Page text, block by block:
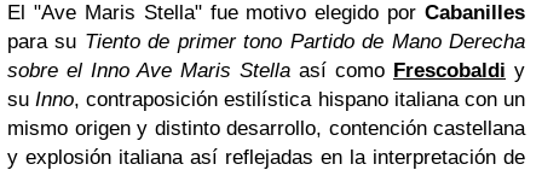
El "Ave Maris Stella" fue motivo elegido por Cabanilles
para su Tiento de primer tono Partido de Mano Derecha
sobre el Inno Ave Maris Stella así como Frescobaldi y
suInno, contraposición estilística hispano italiana con un
mismo origen y distinto desarrollo, contención castellana
y explosión italiana así reflejadas en la interpretación de